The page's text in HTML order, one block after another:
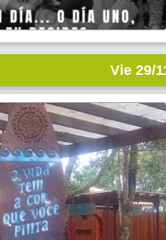
Vie 29/